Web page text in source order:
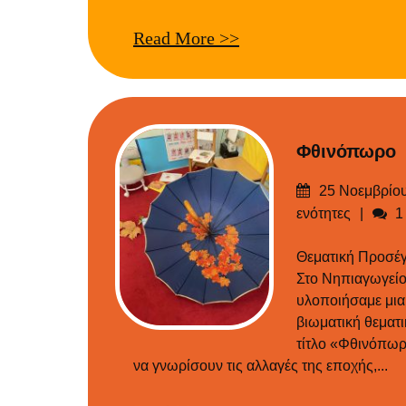
Read More >>
Φθινόπωρο
Δημοσιεύτηκε
στις
25
ενότητες
1
Θεματική
Στο
υλοποιήσαμε
βιωματική
τίτλο
να γνωρίσουν τις αλλαγές της εποχής,...